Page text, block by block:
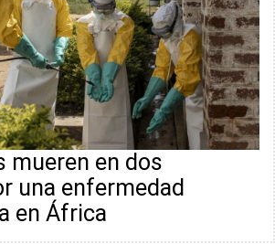
mueren en dos
una enfermedad
en África